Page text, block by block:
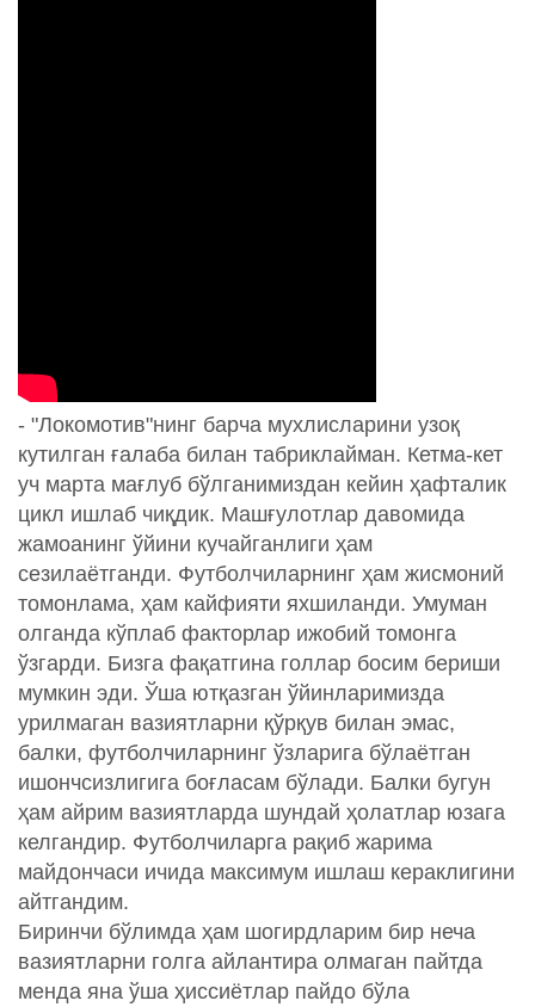
- "Локомотив"нинг барча мухлисларини узоқ
кутилган ғалаба билан табриклайман. Кетма-кет
уч марта мағлуб бўлганимиздан кейин ҳафталик
цикл ишлаб чиқдик. Машғулотлар давомида
жамоанинг ўйини кучайганлиги ҳам
сезилаётганди. Футболчиларнинг ҳам жисмоний
томонлама, ҳам кайфияти яхшиланди. Умуман
олганда кўплаб факторлар ижобий томонга
ўзгарди. Бизга фақатгина голлар босим бериши
мумкин эди. Ўша ютқазган ўйинларимизда
урилмаган вазиятларни қўрқув билан эмас,
балки, футболчиларнинг ўзларига бўлаётган
ишончсизлигига боғласам бўлади. Балки бугун
ҳам айрим вазиятларда шундай ҳолатлар юзага
келгандир. Футболчиларга рақиб жарима
майдончаси ичида максимум ишлаш кераклигини
айтгандим.
Биринчи бўлимда ҳам шогирдларим бир неча
вазиятларни голга айлантира олмаган пайтда
менда яна ўша ҳиссиётлар пайдо бўла